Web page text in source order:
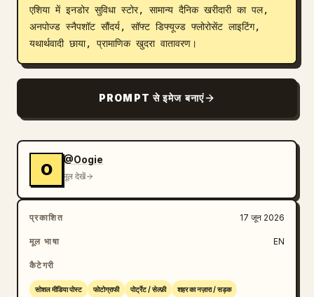
एशिया में इनडोर सुविधा स्टोर, सामान्य दैनिक खरीदारी का पल,
अनपोज्ड स्नैपशॉट सौंदर्य, सॉफ्ट डिफ्यूज्ड फ्लोरोसेंट लाइटिंग,
यथार्थवादी छाया, प्रामाणिक खुदरा वातावरण।
PROMPT से इमेज बनाएं
O
@Oogie
मूल देखें
प्रकाशित 17 जून 2026
मूल भाषा EN
कैटेगरी
सोशल मीडिया पोस्ट फोटोग्राफी पोर्ट्रेट / सेल्फ़ी शहर का नज़ारा / सड़क